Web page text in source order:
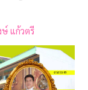
ษ์ แก้วตรี